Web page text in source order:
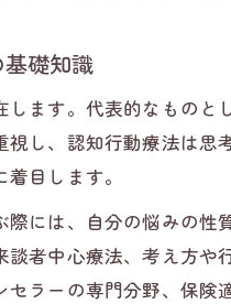
療法選択で迷ったら押
カウンセリング
自分の悩みに合
カウンセリング療
カウンセリング
カウンセリング
効果を実感しやすい
礎知識
ます。代表的なもの
し、認知行動療法は
目します。
には、自分の悩みの
者中心療法、考え方
ラーの専門分野、保険